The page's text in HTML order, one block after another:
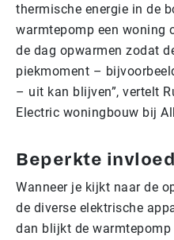
thermische energie in de
warmtepomp een woning
de dag opwarmen zodat
piekmoment –
– uit kan blijven”, vertelt
Electric woningbouw bij
Beperkte
Wanneer je kijkt naar de
de diverse elektrische
dan blijkt de warmtepomp